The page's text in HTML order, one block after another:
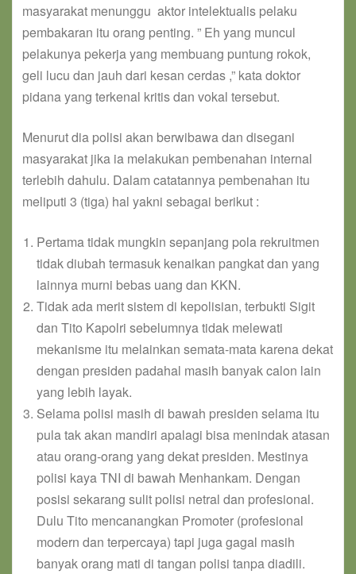
masyarakat menunggu aktor intelektualis pelaku
pembakaran itu orang penting. ” Eh yang muncul
pelakunya pekerja yang membuang puntung rokok,
geli lucu dan jauh dari kesan cerdas ,” kata doktor
pidana yang terkenal kritis dan vokal tersebut.
Menurut dia polisi akan berwibawa dan disegani
masyarakat jika ia melakukan pembenahan internal
terlebih dahulu. Dalam catatannya pembenahan itu
meliputi 3 (tiga) hal yakni sebagai berikut :
Pertama tidak mungkin sepanjang pola rekruitmen
tidak diubah termasuk kenaikan pangkat dan yang
lainnya murni bebas uang dan KKN.
Tidak ada merit sistem di kepolisian, terbukti Sigit
dan Tito Kapolri sebelumnya tidak melewati
mekanisme itu melainkan semata-mata karena dekat
dengan presiden padahal masih banyak calon lain
yang lebih layak.
Selama polisi masih di bawah presiden selama itu
pula tak akan mandiri apalagi bisa menindak atasan
atau orang-orang yang dekat presiden. Mestinya
polisi kaya TNI di bawah Menhankam. Dengan
posisi sekarang sulit polisi netral dan profesional.
Dulu Tito mencanangkan Promoter (profesional
modern dan terpercaya) tapi juga gagal masih
banyak orang mati di tangan polisi tanpa diadili.